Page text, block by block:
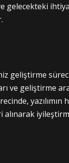
gelecekteki
geliştirme
ve geliştirme